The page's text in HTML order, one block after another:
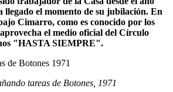
llegado el momento de su jubilación. En
Cimarro, como es conocido por los
el medio oficial del Círculo
"HASTA SIEMPRE".
tareas de Botones, 1971